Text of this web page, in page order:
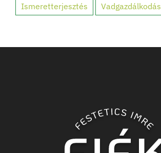
Ismeretterjesztés
Vadgazdálkodás